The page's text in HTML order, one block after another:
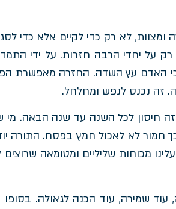
לא רק כדי לקיים אלא כדי
רק על יחדי הרבה חזרות. על ידי
האדם עץ השדה. החזרה מאפשרת
זה נכנס לנפש ומחלחל.
חיסון לכל השנה עד שנה הבאה. מי
חמור לא לאכול חמץ בפסח. התורה
מכוחות שליליים ומטומאה
שמירה, עוד הכנה לגאולה. בסופו